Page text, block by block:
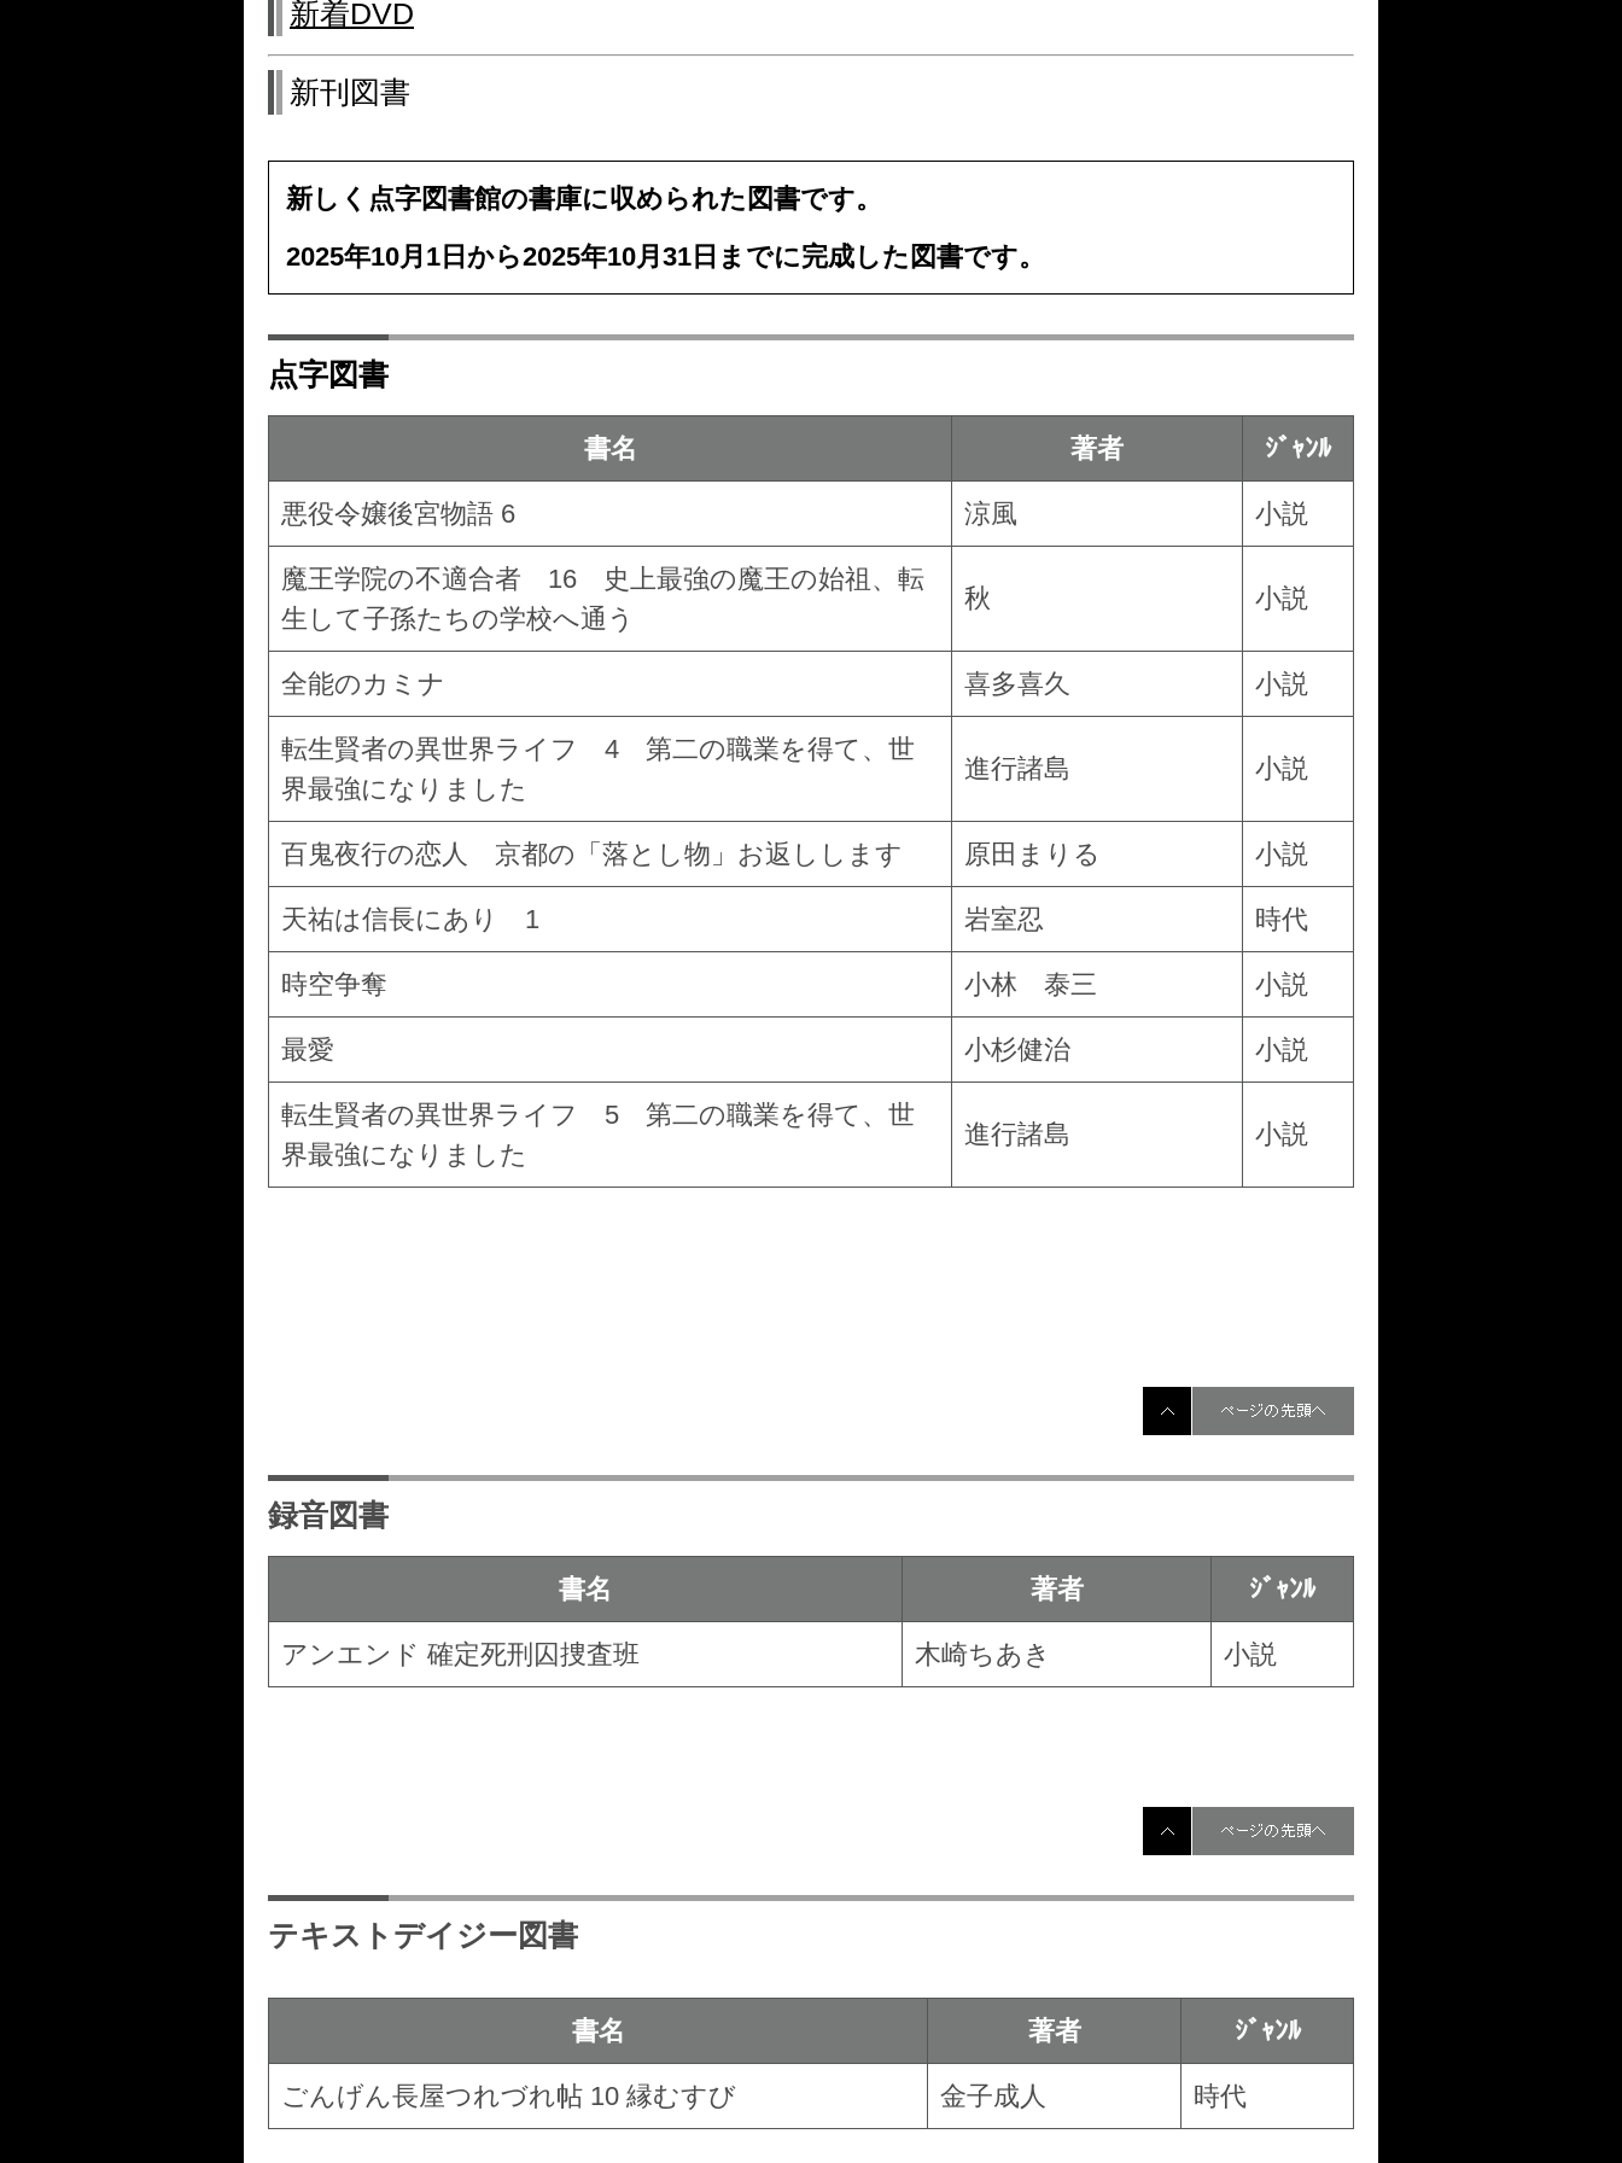
新着DVD
新刊図書
新しく点字図書館の書庫に収められた図書です。
2025年10月1日から2025年10月31 日までに完成した図書です。
点字図書
書名 著者 ｼﾞｬﾝﾙ
悪役令嬢後宮物語 6 涼風 小説
魔王学院の不適合者 16 史上最強の魔王の始祖、転
生して子孫たちの学校へ通う
秋 小説
全能のカミナ 喜多喜久 小説
転生賢者の異世界ライフ 4 第二の職業を得て、世
界最強になりました
進行諸島 小説
百鬼夜行の恋人 京都の「落とし物」お返しします 原田まりる 小説
天祐は信長にあり 1 岩室忍 時代
時空争奪 小林 泰三 小説
最愛 小杉健治 小説
転生賢者の異世界ライフ 5 第二の職業を得て、世
界最強になりました
進行諸島 小説
録音図書
書名 著者 ｼﾞｬﾝﾙ
アンエンド 確定死刑囚捜査班 木崎ちあき 小説
テキストデイジー図書
書名 著者 ｼﾞｬﾝﾙ
ごんげん長屋つれづれ帖 10 縁むすび 金子成人 時代